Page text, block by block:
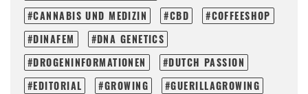
CANNABIS UND MEDIZIN
CBD
COFFEESHOP
DINAFEM
DNA GENETICS
DROGENINFORMATIONEN
DUTCH PASSION
EDITORIAL
GROWING
GUERILLAGROWING